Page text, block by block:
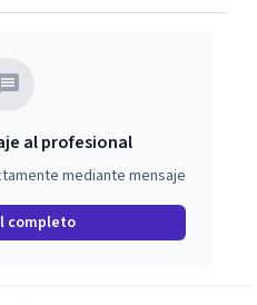
al profesional
mediante mensaje
completo